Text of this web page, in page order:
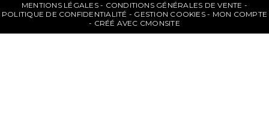
MENTIONS LÉGALES
CONDITIONS GÉNÉRALES DE VENTE
POLITIQUE DE CONFIDENTIALITÉ
GESTION COOKIES
MON COMPTE
CRÉÉ AVEC CMONSITE